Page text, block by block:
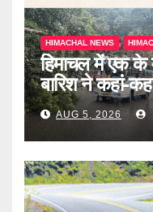
HIMACHAL NEWS
हिमाचल में एक के
बारिश ने कहां-
खबरAUG 5, 2026